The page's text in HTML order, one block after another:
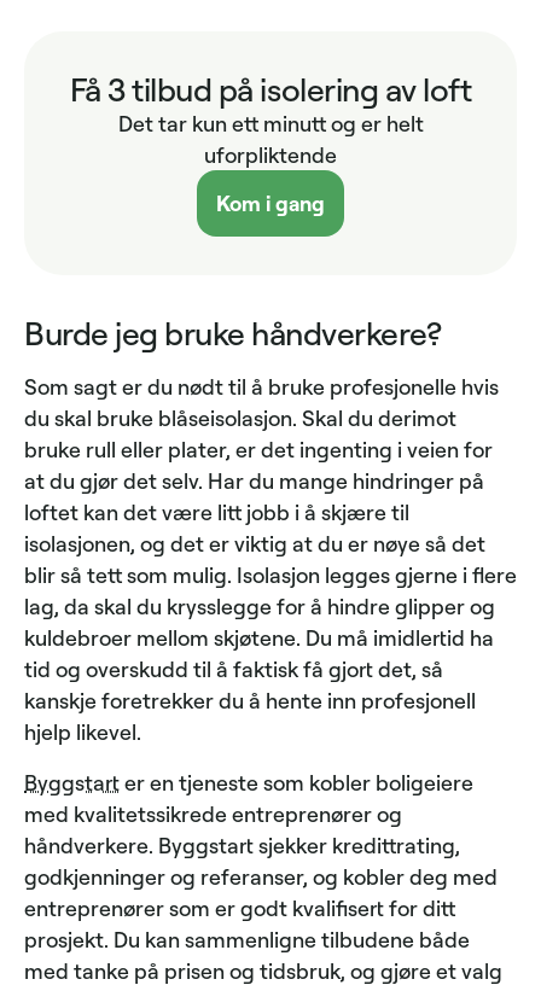
Få 3 tilbud på isolering av loft
Det tar kun ett minutt og er helt
uforpliktende
Kom i gang
Burde jeg bruke håndverkere?
Som sagt er du nødt til å bruke profesjonelle hvis
du skal bruke blåseisolasjon. Skal du derimot
bruke rull eller plater, er det ingenting i veien for
at du gjør det selv. Har du mange hindringer på
loftet kan det være litt jobb i å skjære til
isolasjonen, og det er viktig at du er nøye så det
blir så tett som mulig. Isolasjon legges gjerne i flere
lag, da skal du krysslegge for å hindre glipper og
kuldebroer mellom skjøtene. Du må imidlertid ha
tid og overskudd til å faktisk få gjort det, så
kanskje foretrekker du å hente inn profesjonell
hjelp likevel.
Byggstarter en tjeneste som kobler boligeiere
med kvalitetssikrede entreprenører og
håndverkere. Byggstart sjekker kredittrating,
godkjenninger og referanser, og kobler deg med
entreprenører som er godt kvalifisert for ditt
prosjekt. Du kan sammenligne tilbudene både
med tanke på prisen og tidsbruk, og gjøre et valg